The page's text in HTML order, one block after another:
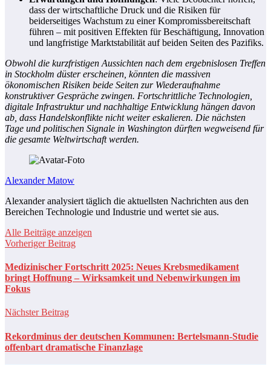
dass der wirtschaftliche Druck und die Risiken für
beiderseitiges Wachstum zu einer Kompromissbereitschaft
führen – mit positiven Effekten für Beschäftigung, Innovation
und langfristige Marktstabilität auf beiden Seiten des Pazifiks.
Obwohl die kurzfristigen Aussichten nach dem ergebnislosen Treffen
in Stockholm düster erscheinen, könnten die massiven
ökonomischen Risiken beide Seiten zur Wiederaufnahme
konstruktiver Gespräche zwingen. Fortschrittliche Technologien,
digitale Infrastruktur und nachhaltige Entwicklung hängen davon
ab, dass Handelskonflikte nicht weiter eskalieren. Die nächsten
Tage und politischen Signale in Washington dürften wegweisend für
die gesamte Weltwirtschaft werden.
Alexander Matow
Alexander analysiert täglich die aktuellsten Nachrichten aus den
Bereichen Technologie und Industrie und wertet sie aus.
Alle Beiträge anzeigen
Vorheriger Beitrag
Medizinischer Fortschritt 2025: Neues Krebsmedikament
bringt Hoffnung – Wirksamkeit und Nebenwirkungen im
Fokus
Nächster Beitrag
Rekordminus der deutschen Kommunen: Bertelsmann-Studie
offenbart dramatische Finanzlage